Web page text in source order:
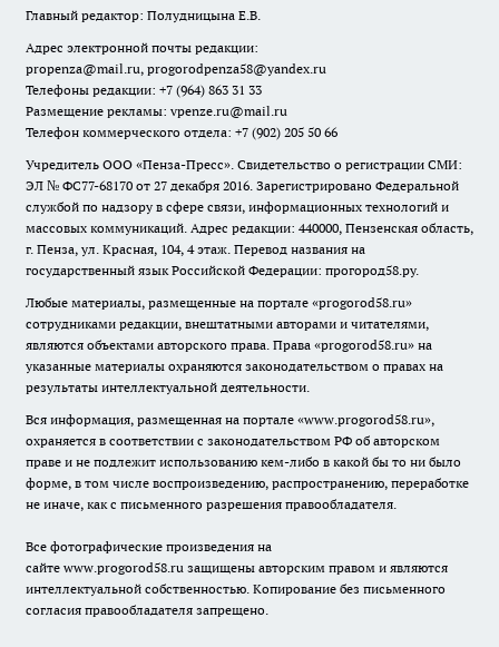
Главный редактор: Полудницына Е.В.
Адрес электронной почты редакции:
propenza@mail.ru, progorodpenza58@yandex.ru
Телефоны редакции: +7 (964) 863 31 33
Размещение рекламы: vpenze.ru@mail.ru
Телефон коммерческого отдела: +7 (902) 205 50 66
Учредитель ООО «Пенза-Пресс». Свидетельство о регистрации СМИ:
ЭЛ № ФС77-68170 от 27 декабря 2016. Зарегистрировано Федеральной
службой по надзору в сфере связи, информационных технологий и
массовых коммуникаций. Адрес редакции: 440000, Пензенская область,
г. Пенза, ул. Красная, 104, 4 этаж. Перевод названия на
государственный язык Российской Федерации: прогород58.ру.
Любые материалы, размещенные на портале «progorod58.ru»
сотрудниками редакции, внештатными авторами и читателями,
являются объектами авторского права. Права «progorod58.ru» на
указанные материалы охраняются законодательством о правах на
результаты интеллектуальной деятельности.
Вся информация, размещенная на портале «www.progorod58.ru»,
охраняется в соответствии с законодательством РФ об авторском
праве и не подлежит использованию кем-либо в какой бы то ни было
форме, в том числе воспроизведению, распространению, переработке
не иначе, как с письменного разрешения правообладателя.
Все фотографические произведения на
сайте www.progorod58.ru защищены авторским правом и являются
интеллектуальной собственностью. Копирование без письменного
согласия правообладателя запрещено.